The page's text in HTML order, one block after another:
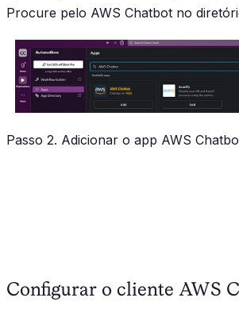
Procure pelo AWS Chatbot no
Passo 2. Adicionar o app AWS
Configurar o cliente AWS